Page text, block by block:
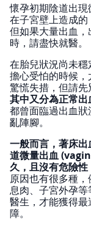
懷孕初期陰道出
在子宮壁上造成的
但如果大量出血
時，請盡快就醫。
在胎兒狀況尚未
擔心受怕的時候
驚慌失措，但請先
其中又分為正常
都曾面臨過出血
亂陣腳。
一般而言，著床
道微量出血
久，且沒有危險性
原因也有很多種
息肉、子宮外孕
醫生，才能獲得
障。